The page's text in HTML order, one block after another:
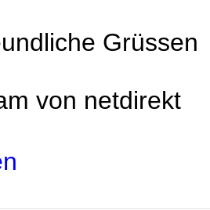
Grüssen
von netdirekt